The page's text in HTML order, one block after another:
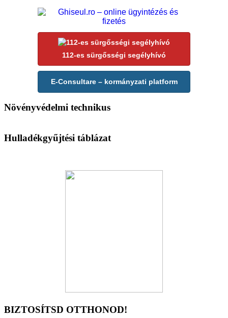
112-es sürgősségi segélyhívó
E-Consultare – kormányzati platform
Növényvédelmi technikus
Hulladékgyűjtési táblázat
BIZTOSÍTSD OTTHONOD!